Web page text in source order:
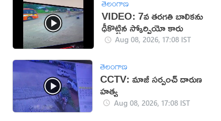
తెలంగాణ
VIDEO: 7వ తరగతి బాలికను
ఢీకొట్టిన స్కోర్పియో కారు
Aug 08, 2026, 17:08 IST
తెలంగాణ
CCTV: మాజీ సర్పంచ్ దారుణ
హత్య
Aug 08, 2026, 17:08 IST